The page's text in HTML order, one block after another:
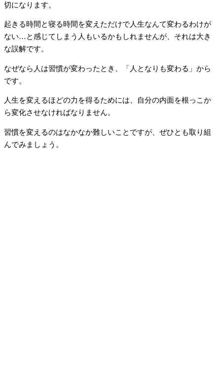
切になります。
起きる時間と寝る時間を変えただけで人生なんて変わるわけが
ない…と感じてしまう人もいるかもしれませんが、それは大き
な誤解です。
なぜなら人は習慣が変わったとき、「人となりも変わる」から
です。
人生を変えるほどの力を得るためには、自分の内面を根っこか
ら変化させなければなりません。
習慣を変えるのはなかなか難しいことですが、ぜひとも取り組
んでみましょう。